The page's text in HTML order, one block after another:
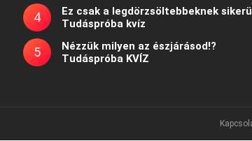
Ez csak a legdörzsöltebbeknek
Tudáspróba kvíz
Nézzük milyen az észjárásod!?
Tudáspróba KVÍZ